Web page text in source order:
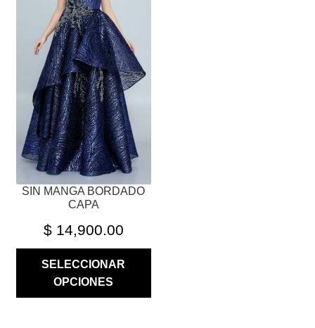
SIN MANGA BORDADO
CAPA
$14,900.00
SELECCIONAR
OPCIONES
MÚLTIPLES
VARIANTES.
LAS
OPCIONES
PUEDEN
ELEGIR
EN
LA
PÁGINA
DE